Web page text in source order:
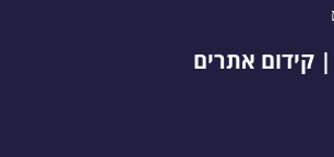
קידום אתרים